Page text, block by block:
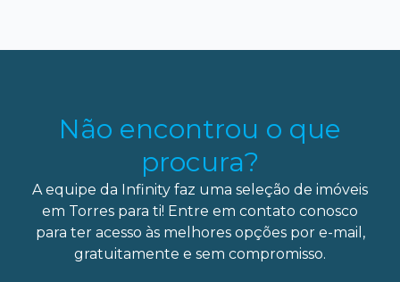
Não encontrou o que
procura?
A equipe da Infinity faz uma seleção de imóveis
em Torres para ti! Entre em contato conosco
para ter acesso às melhores opções por e-mail,
gratuitamente e sem compromisso.